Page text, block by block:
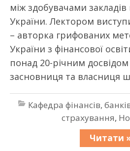
між здобувачами
України. Лектором
– авторка грифованих
України з фінансової
понад 20-річним
засновниця та власниця
Кафедра фінансів,
страхування,
Читати